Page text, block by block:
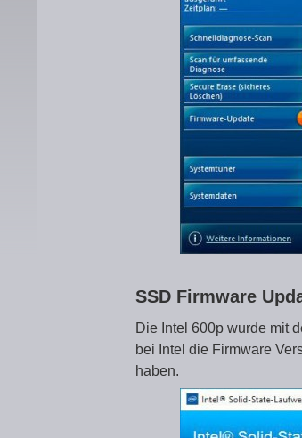
SSD Firmware
Die Intel 600p wurde mit
bei Intel die Firmware
haben.